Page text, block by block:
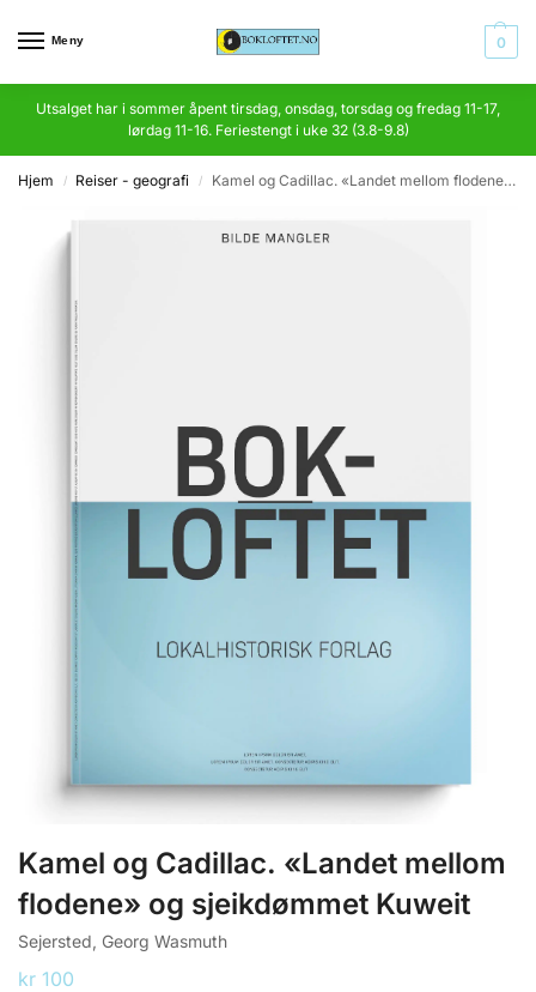
Meny 0
Utsalget har i sommer åpent tirsdag, onsdag, torsdag og fredag 11-17,
lørdag 11-16. Feriestengt i uke 32 (3.8-9.8)
Hjem / Reiser - geografi / Kamel og Cadillac. «Landet mellom flodene» og sjeikdømmet Kuweit
Kamel og Cadillac. «Landet mellom
flodene» og sjeikdømmet Kuweit
Sejersted, Georg Wasmuth
kr 100